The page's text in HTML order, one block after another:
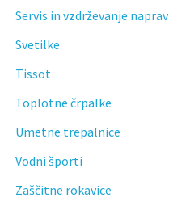
Servis in vzdrževanje naprav
Svetilke
Tissot
Toplotne črpalke
Umetne trepalnice
Vodni športi
Zaščitne rokavice